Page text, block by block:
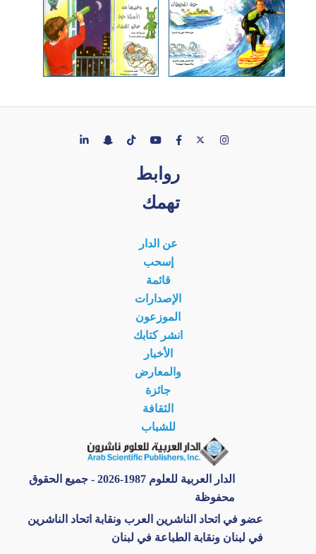
روابط
تهمك
عن الدار
إسحب
قائمة
الإصدارات
الموزعون
انشر كتابك
الأخبار
والمعارض
جائزة
الثقافة
للشباب
الدار العربية للعلوم 1987-2026 - جميع الحقوق
محفوظة
عضو في اتحاد الناشرين العرب ونقابة اتحاد الناشرين
في لبنان ونقابة الطباعة في لبنان